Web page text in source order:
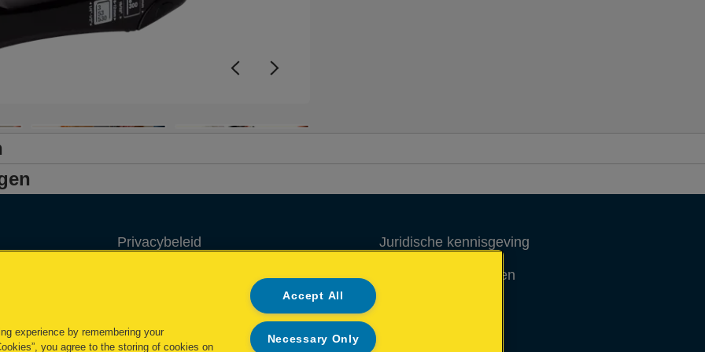
Privacybeleid
Inzage in mijn gegevens
Conformiteitsverklaringen
Juridische kennisgeving
Garantievoorwaarden
experience by remembering your
you agree to the storing of cookies on
Accept All
Necessary Only